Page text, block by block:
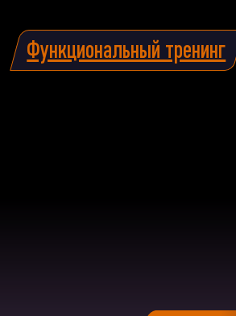
Функциональный тренинг